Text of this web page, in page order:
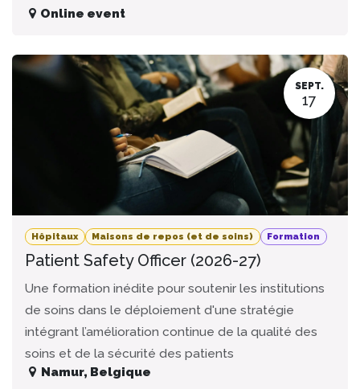
Online event
SEPT.
17
Hôpitaux Maisons de repos (et de soins) Formation
Patient Safety Officer (2026-27)
Une formation inédite pour soutenir les institutions
de soins dans le déploiement d'une stratégie
intégrant l’amélioration continue de la qualité des
soins et de la sécurité des patients
Namur, Belgique